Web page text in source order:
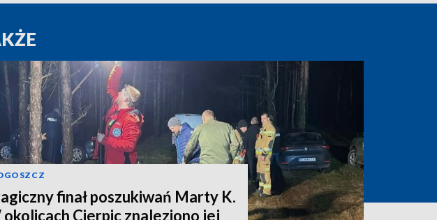
finał poszukiwań Marty K.
okolicach Cierpic znaleziono jej